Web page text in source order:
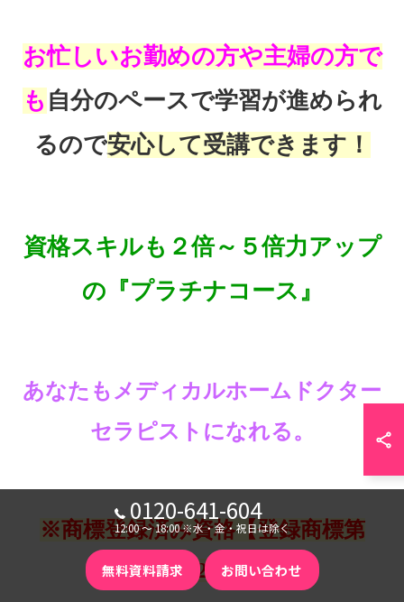
お忙しいお勤めの方や主婦の方で
も 自分のペースで学習が進められ
るので安心して受講できます！
資格スキルも２倍～５倍力アップ
の『プラチナコース』
あなたもメディカルホームドクター
セラピストになれる。
※商標登録済み資格【登録商標第
6290525号】
0120-641-604
12:00 〜 18:00 ※水・金・祝日は除く
無料資料請求 お問い合わせ